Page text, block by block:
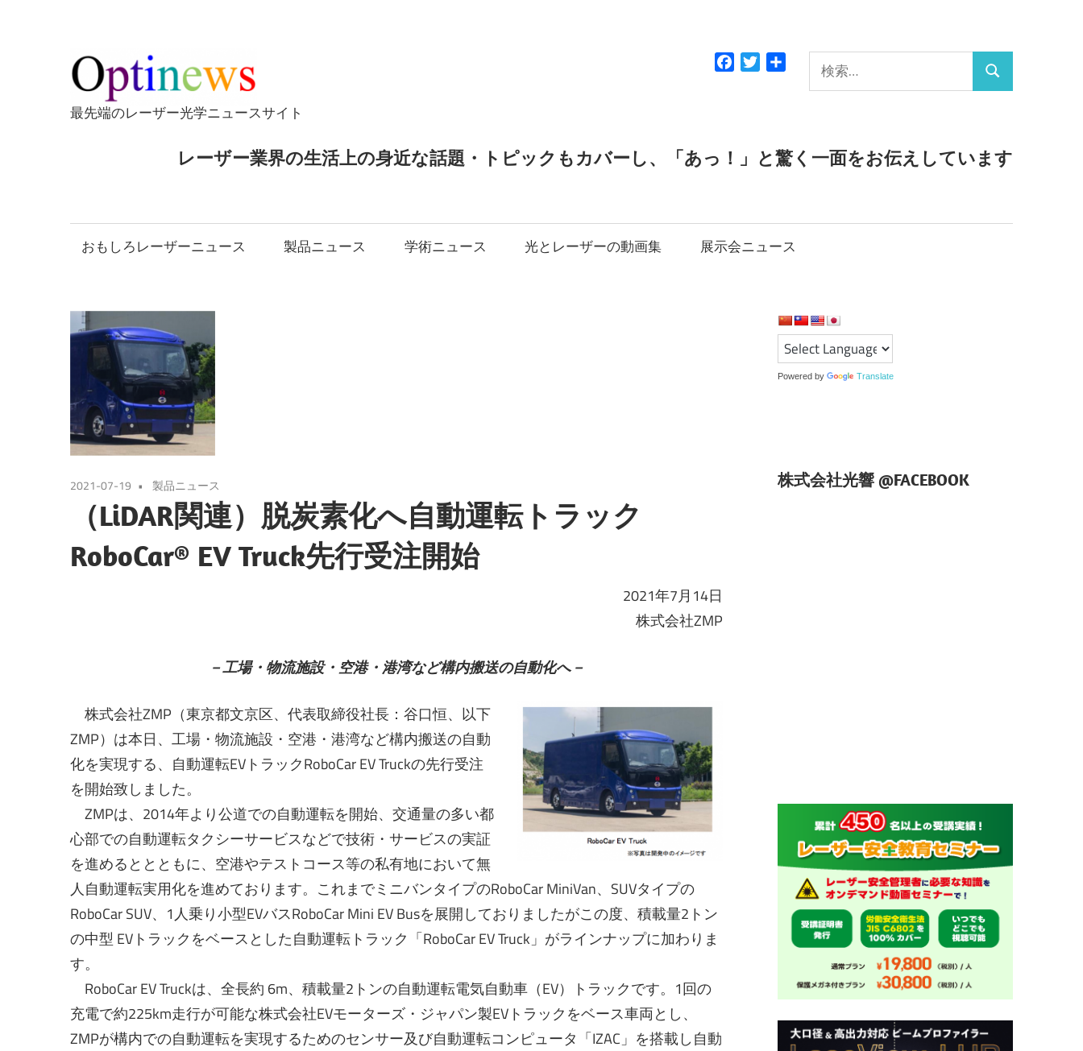
テ
ン
ツ
プ
最先端のレーザー光学ニュースサイト
索:
検
Facebook
Twitter
レーザー業界の生活上の身近な話題・トピックもカバーし、「あっ！」と驚く一面をお伝えしています
おもしろレーザーニュース 製品ニュース 学術ニュース 光とレーザーの動画集 展示会ニュース
2021-07-19 製品ニュース
（LiDAR関連）脱炭素化へ自動運転トラック
RoboCar® EV Truck先行受注開始
2021年7月14日
株式会社ZMP
－工場・物流施設・空港・港湾など構内搬送の自動化へ－
株式会社ZMP（東京都文京区、代表取締役社長：谷口恒、以下
ZMP）は本日、工場・物流施設・空港・港湾など構内搬送の自動
化を実現する、自動運転EVトラックRoboCar EV Truckの先行受注
を開始致しました。
ZMPは、2014年より公道での自動運転を開始、交通量の多い都
心部での自動運転タクシーサービスなどで技術・サービスの実証
を進めるととともに、空港やテストコース等の私有地において無
人自動運転実用化を進めております。これまでミニバンタイプのRoboCar MiniVan、SUVタイプの
RoboCar SUV、1人乗り小型EVバスRoboCar Mini EV Busを展開しておりましたがこの度、積載量2トン
の中型 EVトラックをベースとした自動運転トラック「RoboCar EV Truck」がラインナップに加わりま
す。
RoboCar EV Truckは、全長約 6m、積載量2トンの自動運転電気自動車（EV）トラックです。1回の
充電で約225km走行が可能な株式会社EVモーターズ・ジャパン製EVトラックをベース車両とし、
ZMPが構内での自動運転を実現するためのセンサー及び自動運転コンピュータ「IZAC」を搭載し自動
Powered by Translate
株式会社光響 @FACEBOOK